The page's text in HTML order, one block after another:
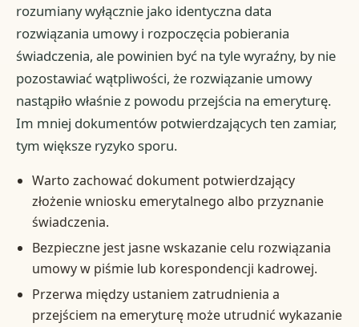
rozumiany wyłącznie jako identyczna data
rozwiązania umowy i rozpoczęcia pobierania
świadczenia, ale powinien być na tyle wyraźny, by nie
pozostawiać wątpliwości, że rozwiązanie umowy
nastąpiło właśnie z powodu przejścia na emeryturę.
Im mniej dokumentów potwierdzających ten zamiar,
tym większe ryzyko sporu.
Warto zachować dokument potwierdzający
złożenie wniosku emerytalnego albo przyznanie
świadczenia.
Bezpieczne jest jasne wskazanie celu rozwiązania
umowy w piśmie lub korespondencji kadrowej.
Przerwa między ustaniem zatrudnienia a
przejściem na emeryturę może utrudnić wykazanie